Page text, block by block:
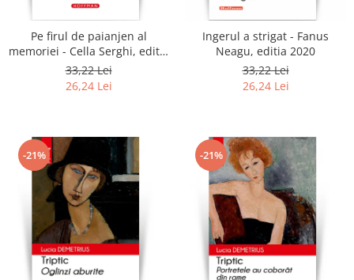
Pe firul de paianjen al
memoriei - Cella Serghi, editia
2020
33,22 Lei
26,24 Lei
Ingerul a strigat - Fanus
Neagu, editia 2020
33,22 Lei
26,24 Lei
-21% -21%